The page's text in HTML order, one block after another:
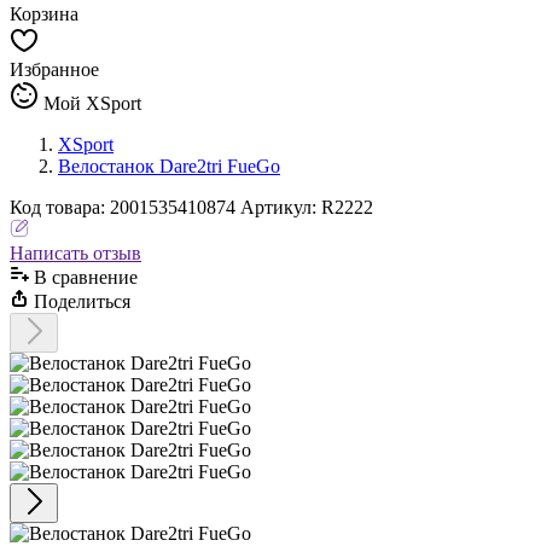
Корзина
Избранное
Мой XSport
XSport
Велостанок Dare2tri FueGo
Код товара: 2001535410874 Артикул: R2222
Написать отзыв
В сравнениe
Поделиться